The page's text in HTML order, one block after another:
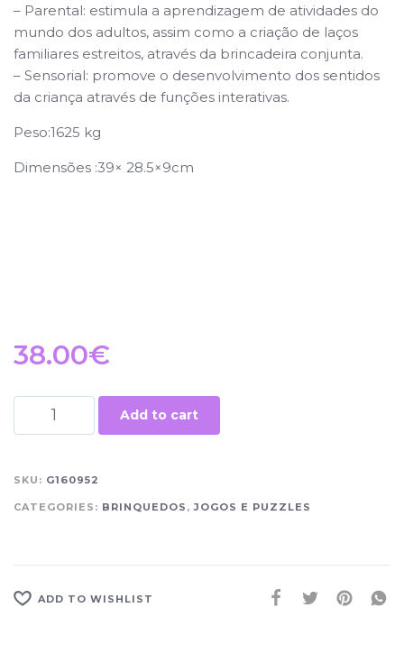
– Parental: estimula a aprendizagem de atividades do
mundo dos adultos, assim como a criação de laços
familiares estreitos, através da brincadeira conjunta.
– Sensorial: promove o desenvolvimento dos sentidos
da criança através de funções interativas.
Peso:1625 kg
Dimensões :39× 28.5×9cm
38.00€
Add to cart
SKU: G160952
CATEGORIES: BRINQUEDOS ,JOGOS E PUZZLES
ADD TO WISHLIST